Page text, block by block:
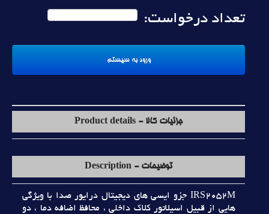
تعداد درخواست:
جزئیات کالا - Product details
توضیحات - Description
IRS2052M جزو ايسي هاي ديجيتال درايور صدا با ويژگي
هايي از قبيل اسيلاتور کلاک داخلي ، محافظ اضافه دما ، دو